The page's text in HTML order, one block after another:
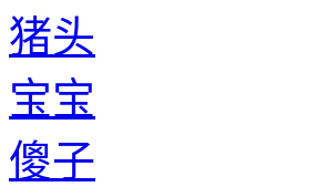
猪头
宝宝
傻子